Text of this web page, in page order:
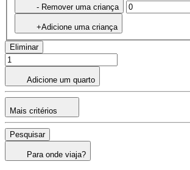
- Remover uma criança
+Adicione uma criança
Eliminar
Adicione um quarto
Mais critérios
Pesquisar
Para onde viaja?